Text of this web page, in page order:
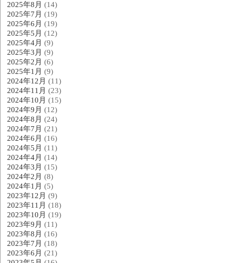
2025年8月 (14)
2025年7月 (19)
2025年6月 (19)
2025年5月 (12)
2025年4月 (9)
2025年3月 (9)
2025年2月 (6)
2025年1月 (9)
2024年12月 (11)
2024年11月 (23)
2024年10月 (15)
2024年9月 (12)
2024年8月 (24)
2024年7月 (21)
2024年6月 (16)
2024年5月 (11)
2024年4月 (14)
2024年3月 (15)
2024年2月 (8)
2024年1月 (5)
2023年12月 (9)
2023年11月 (18)
2023年10月 (19)
2023年9月 (11)
2023年8月 (16)
2023年7月 (18)
2023年6月 (21)